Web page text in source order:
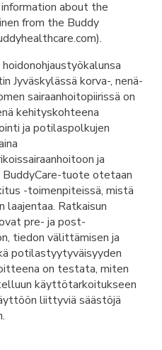
about the
from the Buddy
Jyväskylässä korva-, nenä-
sairaanhoitopiirissä on
kehityskohteena
ja potilaspolkujen
ja
BuddyCare-tuote otetaan
-toimenpiteissä, mistä
laajentaa. Ratkaisun
pre- ja post-
tiedon välittämisen ja
potilastyytyväisyyden
on testata, miten
käyttötarkoitukseen
liittyviä säästöjä